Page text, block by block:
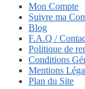
Mon Compte
Suivre ma
Blog
F.A.Q /
Politique de
Conditions
Mentions
Plan du Site